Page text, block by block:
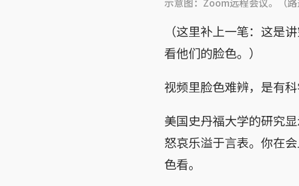
（这里补上一笔：这是
看他们的脸色。）
视频里脸色难辨，是有科
美国史丹福大学的研究
怒哀乐溢于言表。你在
色看。